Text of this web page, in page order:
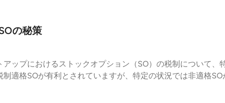
の秘策
ップにおけるストックオプション（SO）の税制について、
適格SOが有利とされていますが、特定の状況では非適格
なメリット税制非適格SOが有利になるケース実務上の考慮点